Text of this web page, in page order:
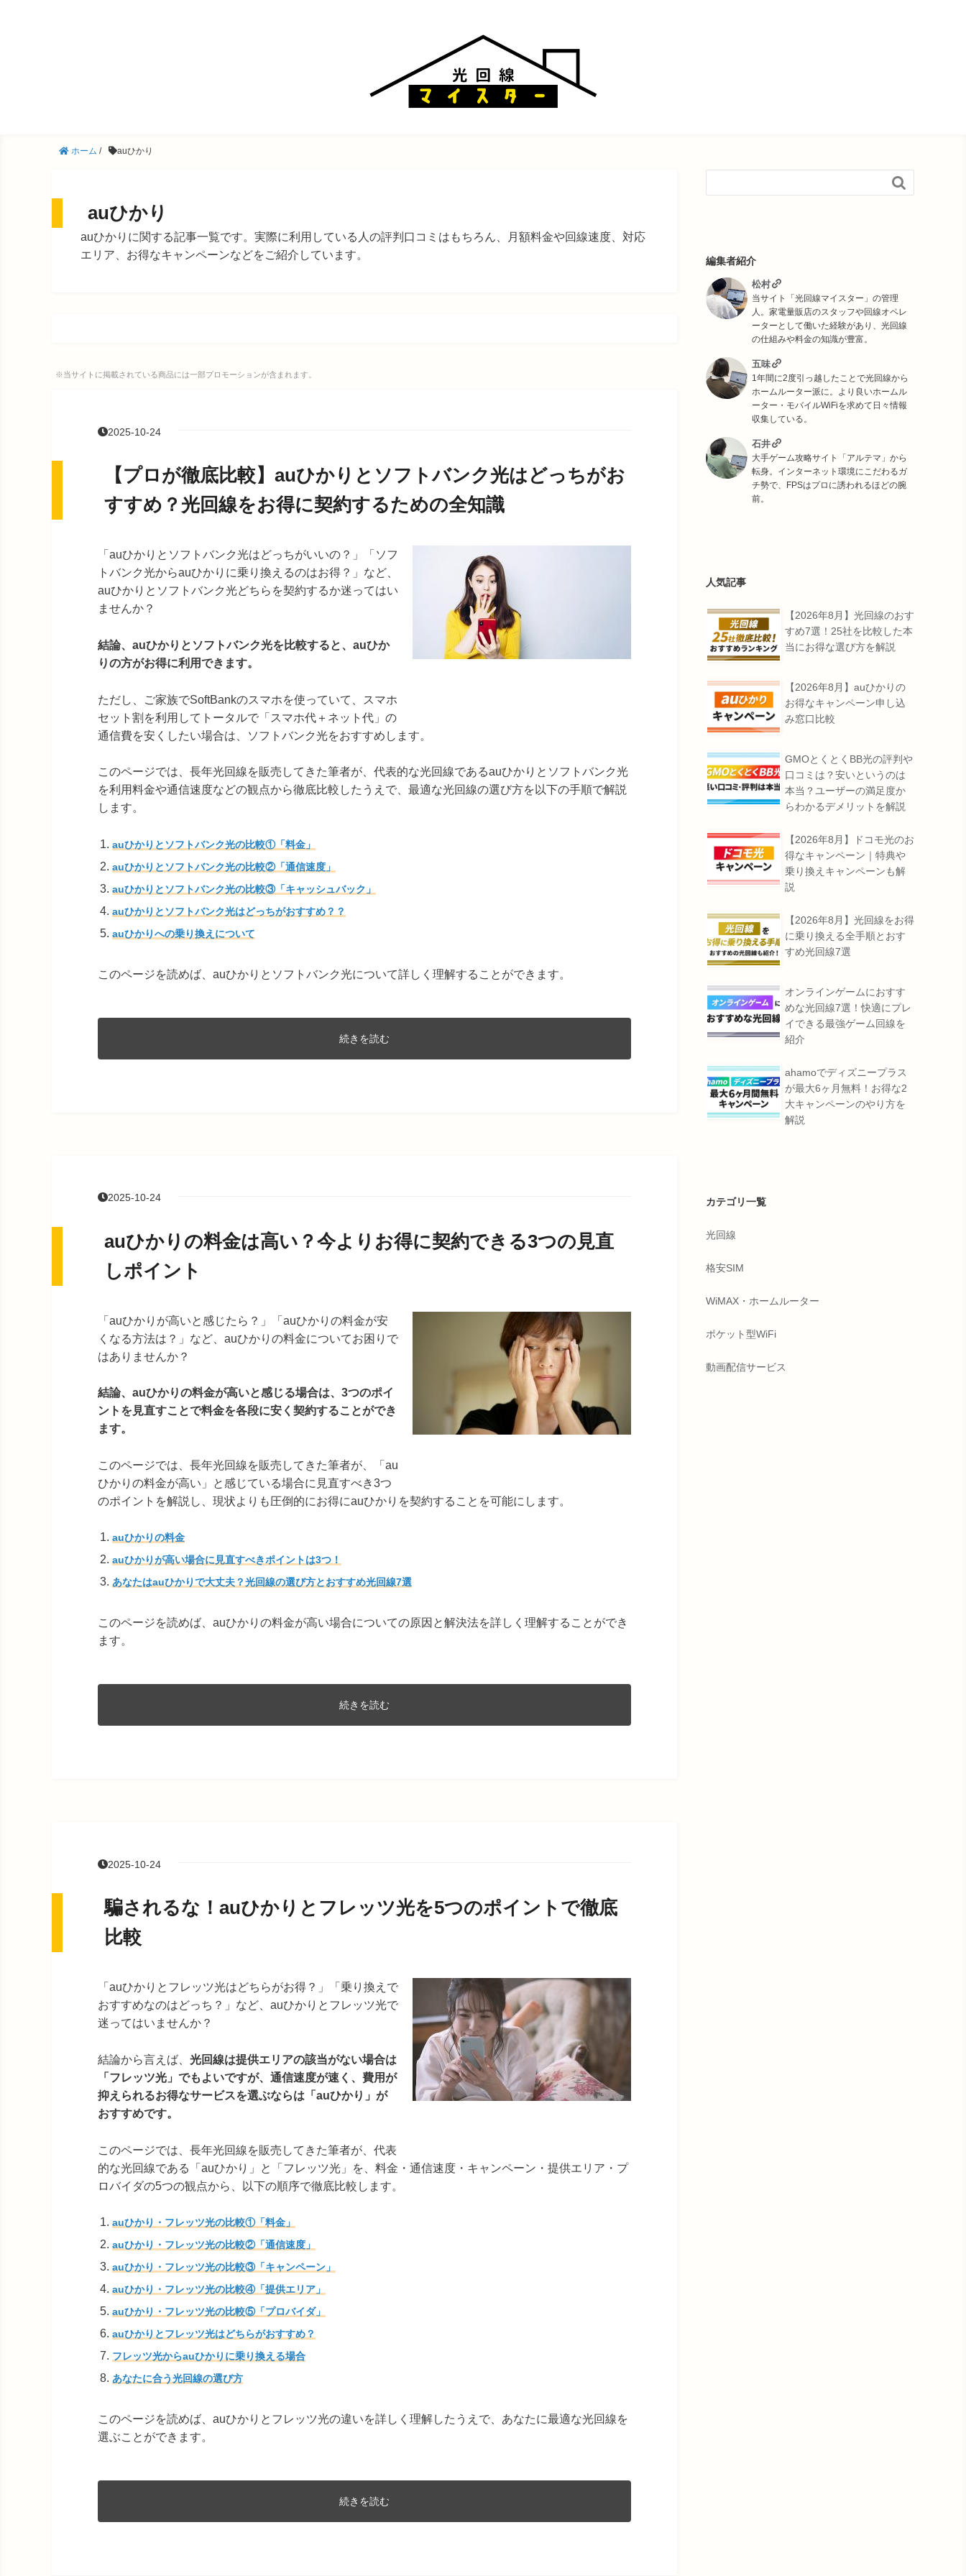
ホーム / auひかり
auひかり
auひかりに関する記事一覧です。実際に利用している人の評判口コミはもちろん、月額料金や回線速度、対応
エリア、お得なキャンペーンなどをご紹介しています。
※当サイトに掲載されている商品には一部プロモーションが含まれます。
2025-10-24
【プロが徹底比較】auひかりとソフトバンク光はどっちがお
すすめ？光回線をお得に契約するための全知識
「auひかりとソフトバンク光はどっちがいいの？」「ソフ
トバンク光からauひかりに乗り換えるのはお得？」など、
auひかりとソフトバンク光どちらを契約するか迷ってはい
ませんか？
結論、auひかりとソフトバンク光を比較すると、auひか
りの方がお得に利用できます。
ただし、ご家族でSoftBankのスマホを使っていて、スマホ
セット割を利用してトータルで「スマホ代＋ネット代」の
通信費を安くしたい場合は、ソフトバンク光をおすすめします。
このページでは、長年光回線を販売してきた筆者が、代表的な光回線であるauひかりとソフトバンク光
を利用料金や通信速度などの観点から徹底比較したうえで、最適な光回線の選び方を以下の手順で解説
します。
auひかりとソフトバンク光の比較①「料金」
auひかりとソフトバンク光の比較②「通信速度」
auひかりとソフトバンク光の比較③「キャッシュバック」
auひかりとソフトバンク光はどっちがおすすめ？？
auひかりへの乗り換えについて
このページを読めば、auひかりとソフトバンク光について詳しく理解することができます。
続きを読む
2025-10-24
auひかりの料金は高い？今よりお得に契約できる3つの見直
しポイント
「auひかりが高いと感じたら？」「auひかりの料金が安
くなる方法は？」など、auひかりの料金についてお困りで
はありませんか？
結論、auひかりの料金が高いと感じる場合は、3つのポイ
ントを見直すことで料金を各段に安く契約することができ
ます。
このページでは、長年光回線を販売してきた筆者が、「au
ひかりの料金が高い」と感じている場合に見直すべき3つ
のポイントを解説し、現状よりも圧倒的にお得にauひかりを契約することを可能にします。
auひかりの料金
auひかりが高い場合に見直すべきポイントは3つ！
あなたはauひかりで大丈夫？光回線の選び方とおすすめ光回線7選
このページを読めば、auひかりの料金が高い場合についての原因と解決法を詳しく理解することができ
ます。
続きを読む
2025-10-24
騙されるな！auひかりとフレッツ光を5つのポイントで徹底
比較
「auひかりとフレッツ光はどちらがお得？」「乗り換えで
おすすめなのはどっち？」など、auひかりとフレッツ光で
迷ってはいませんか？
結論から言えば、 光回線は提供エリアの該当がない場合は
「フレッツ光」でもよいですが、通信速度が速く、費用が
抑えられるお得なサービスを選ぶならは「auひかり」が
おすすめです。
このページでは、長年光回線を販売してきた筆者が、代表
的な光回線である「auひかり」と「フレッツ光」を、料金・通信速度・キャンペーン・提供エリア・プ
ロバイダの5つの観点から、以下の順序で徹底比較します。
auひかり・フレッツ光の比較①「料金」
auひかり・フレッツ光の比較②「通信速度」
auひかり・フレッツ光の比較③「キャンペーン」
auひかり・フレッツ光の比較④「提供エリア」
auひかり・フレッツ光の比較⑤「プロバイダ」
auひかりとフレッツ光はどちらがおすすめ？
フレッツ光からauひかりに乗り換える場合
あなたに合う光回線の選び方
このページを読めば、auひかりとフレッツ光の違いを詳しく理解したうえで、あなたに最適な光回線を
選ぶことができます。
続きを読む

編集者紹介
松村
当サイト「光回線マイスター」の管理
人。家電量販店のスタッフや回線オペレ
ーターとして働いた経験があり、光回線
の仕組みや料金の知識が豊富。
五味
1年間に2度引っ越したことで光回線から
ホームルーター派に。より良いホームル
ーター・モバイルWiFiを求めて日々情報
収集している。
石井
大手ゲーム攻略サイト「アルテマ」から
転身。インターネット環境にこだわるガ
チ勢で、FPSはプロに誘われるほどの腕
前。
人気記事
【2026年8月】光回線のおす
すめ7選！25社を比較した本
当にお得な選び方を解説
【2026年8月】auひかりの
お得なキャンペーン申し込
み窓口比較
GMOとくとくBB光の評判や
口コミは？安いというのは
本当？ユーザーの満足度か
らわかるデメリットを解説
【2026年8月】ドコモ光のお
得なキャンペーン｜特典や
乗り換えキャンペーンも解
説
【2026年8月】光回線をお得
に乗り換える全手順とおす
すめ光回線7選
オンラインゲームにおすす
めな光回線7選！快適にプレ
イできる最強ゲーム回線を
紹介
ahamoでディズニープラス
が最大6ヶ月無料！お得な2
大キャンペーンのやり方を
解説
カテゴリ一覧
光回線
格安SIM
WiMAX・ホームルーター
ポケット型WiFi
動画配信サービス